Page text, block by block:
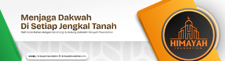
to
content
Himayah
Foundation
Menjaga
Dakwah